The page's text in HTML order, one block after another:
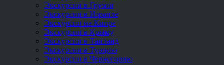
Экскурсии в Грузии
Экскурсии в Израиле
Экскурсии на Кипре
Экскурсии в Крыму
Экскурсии в Таиланд
Экскурсии в Турцию
Экскурсии в Черногорию